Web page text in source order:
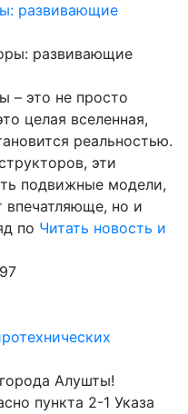
развивающие
– это не просто
целая вселенная,
реальностью.
эти
подвижные модели,
впечатляюще, но и
по Читать новость и
Алушты!
пункта 2-1 Указа